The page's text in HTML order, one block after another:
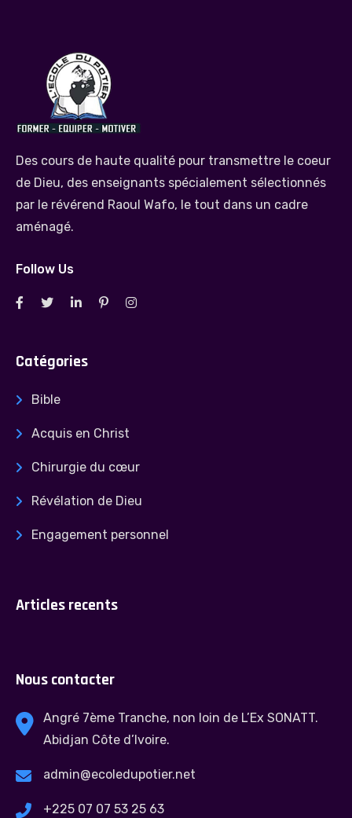
Des cours de haute qualité pour transmettre le coeur
de Dieu, des enseignants spécialement sélectionnés
par le révérend Raoul Wafo, le tout dans un cadre
aménagé.
Follow Us
Catégories
Bible
Acquis en Christ
Chirurgie du cœur
Révélation de Dieu
Engagement personnel
Articles recents
Nous contacter
Angré 7ème Tranche, non loin de L’Ex SONATT.
Abidjan Côte d’Ivoire.
admin@ecoledupotier.net
+225 07 07 53 25 63